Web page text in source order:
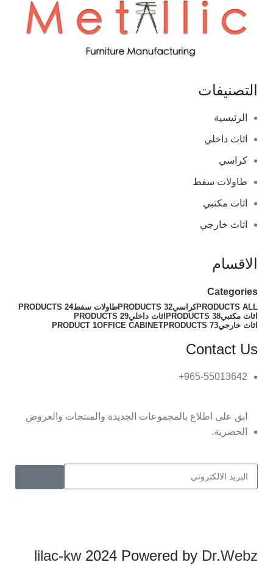
التصنيفات
الرئيسية
اثاث داخلي
كراسي
طاولات سفط
اثاث مكتبي
اثاث خارجي
الاقسام
Categories
ALL
PRODUCTSكراسي32 PRODUCTS طاولات سفط24 PRODUCTS
اثاث مكتبي38 PRODUCTS اثاث داخلي29 PRODUCTS
اثاث خارجي73 PRODUCTS
OFFICE CABINET
1 PRODUCT
Contact Us
965-55013642+
ابق على اطلاع بالمجموعات الجديدة والمنتجات والعروض
الحصرية.
lilac-kw 2024 Powered by Dr.Webz